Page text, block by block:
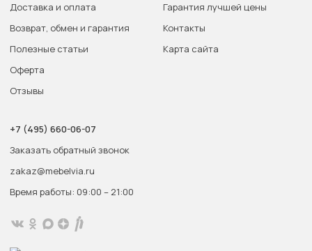
Доставка и оплата
Возврат, обмен и гарантия
Полезные статьи
Оферта
Отзывы
Гарантия лучшей цены
Контакты
Карта сайта
+7 (495) 660-06-07
Заказать обратный звонок
zakaz@mebelvia.ru
Время работы: 09:00 – 21:00